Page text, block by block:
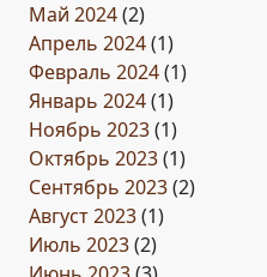
Май 2024(2)
Апрель 2024(1)
Февраль 2024(1)
Январь 2024(1)
Ноябрь 2023(1)
Октябрь 2023(1)
Сентябрь 2023(2)
Август 2023(1)
Июль 2023(2)